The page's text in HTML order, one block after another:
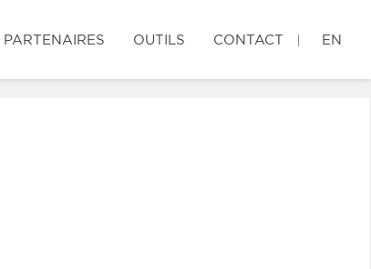
PARTENAIRES OUTILS CONTACT EN